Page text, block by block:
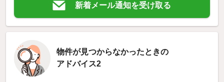
新着メール通知を受け取る
物件が見つからなかったときの
アドバイス2